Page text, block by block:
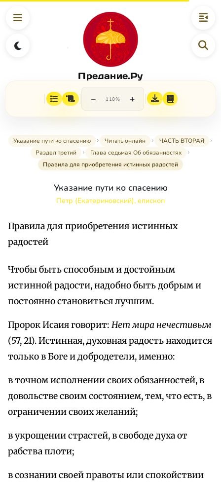
Предание.Ру
− 110% +
Указание пути ко спасению Читать онлайн
ЧАСТЬ ВТОРАЯ
Раздел третий
Глава седьмая Об обязанностях
Правила для приобретения истинных радостей
Указание пути ко спасению
Петр (Екатериновский), епископ
Правила для приобретения истинных
радостей
Чтобы быть способным и достойным
истинной радости, надобно быть добрым и
постоянно становиться лучшим.
Пророк Исаия говорит: Нет мира нечестивым
(57, 21). Истинная, духовная радость находится
только в Боге и добродетели, именно:
в точном исполнении своих обязанностей, в
довольстве своим состоянием, тем, что есть, в
ограничении своих желаний;
в укрощении страстей, в свободе духа от
рабства плоти;
в сознании своей правоты или спокойствии